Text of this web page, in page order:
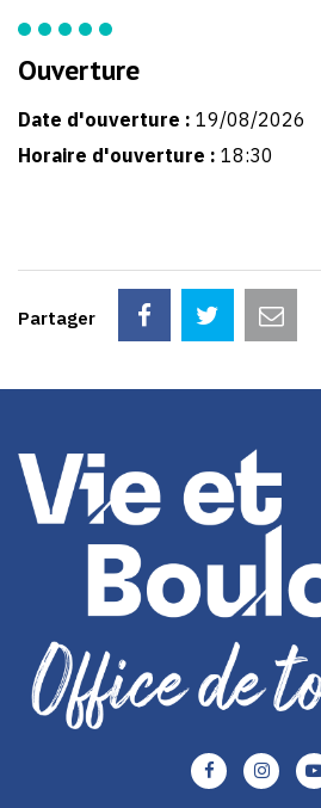
Ouverture
Date d'ouverture : 19/08/2026
Horaire d'ouverture : 18:30
Partager
Lien
vers
Lien
vers